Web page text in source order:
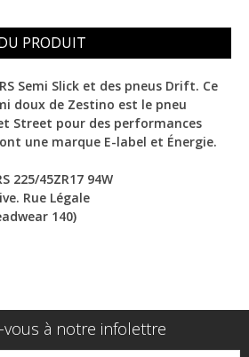
PRODUIT
Semi Slick et des pneus Drift. Ce
doux de Zestino est le pneu
Street pour des performances
ont une marque E-label et Énergie.
225/45ZR17 94W
Rue Légale
140)
à notre infolettre